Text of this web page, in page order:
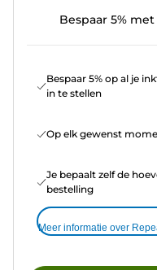
Bespaar 5%
Bespaar 5% op al je
in te stellen
Op elk gewenst
Je bepaalt zelf de
bestelling
Meer informatie over